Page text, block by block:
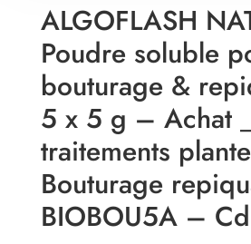
ALGOFLASH
Poudre soluble
bouturage &
5 x 5 g – Achat
traitements
Bouturage
BIOBOU5A –